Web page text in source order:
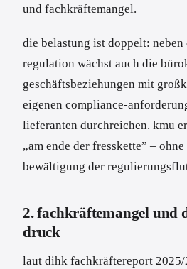
und fachkräftemangel.
die belastung ist doppelt: neben
regulation wächst auch die
geschäftsbeziehungen mit
eigenen compliance-
lieferanten durchreichen. kmu
„am ende der fresskette” –
bewältigung der
2. fachkräftemangel und
druck
laut dihk fachkräftereport